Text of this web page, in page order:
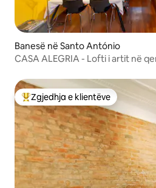
Banesë në Santo António
CASA ALEGRIA - Lofti i artit në
Më të mirat e zgjedhjeve të
Zgjedhja e klientëve